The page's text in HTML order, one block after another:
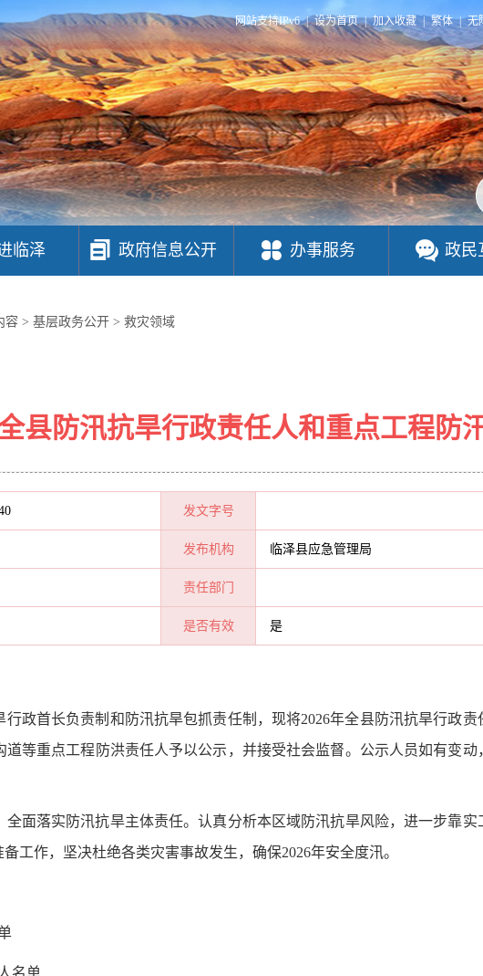
网站支持IPv6 | 设为首页 | 加入收藏 | 繁体 | 无
临泽 政府信息公开 办事服务 政民
容 > 基层政务公开 > 救灾领域
县防汛抗旱行政责任人和重点工程防
发文字号
发布机构 临泽县应急管理局
责任部门
是否有效 是
行政首长负责制 和防汛抗旱包抓责任制 ， 现将2026年全县防汛抗旱行政
等重点工程防洪责任人予以公示，并接受社会监督。公示人员如有变
全面落实防汛抗旱主体责任。认真分析本区域防汛抗旱风险， 进一步靠实
工作， 坚决杜绝各类灾害事故发生，确保2026年安全度汛。
名单